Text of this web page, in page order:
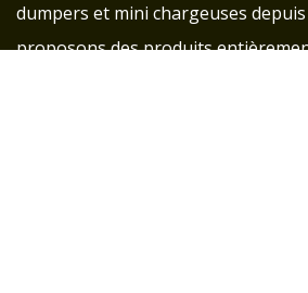
dumpers et mini chargeuses
proposons des produits